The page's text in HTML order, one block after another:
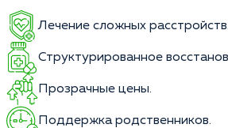
Лечение сложных расстройств.
Структурированное
Прозрачные цены.
Поддержка родственников.